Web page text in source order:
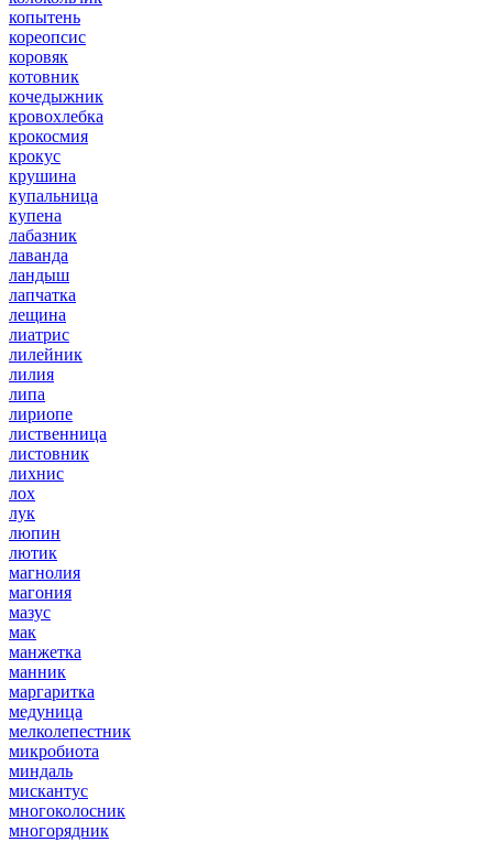
копытень
кореопсис
коровяк
котовник
кочедыжник
кровохлебка
крокосмия
крокус
крушина
купальница
купена
лабазник
лаванда
ландыш
лапчатка
лещина
лиатрис
лилейник
лилия
липа
лириопе
лиственница
листовник
лихнис
лох
лук
люпин
лютик
магнолия
магония
мазус
мак
манжетка
манник
маргаритка
медуница
мелколепестник
микробиота
миндаль
мискантус
многоколосник
многорядник